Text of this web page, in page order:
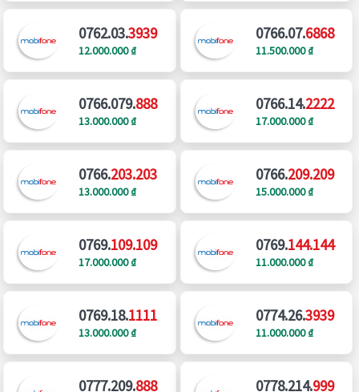
0762.03.3939
12.000.000 ₫
0766.07.6868
11.500.000 ₫
0766.079.888
13.000.000 ₫
0766.14.2222
17.000.000 ₫
0766.203.203
13.000.000 ₫
0766.209.209
15.000.000 ₫
0769.109.109
17.000.000 ₫
0769.144.144
11.000.000 ₫
0769.18.1111
13.000.000 ₫
0774.26.3939
11.000.000 ₫
0777.209.888 0778.214.999